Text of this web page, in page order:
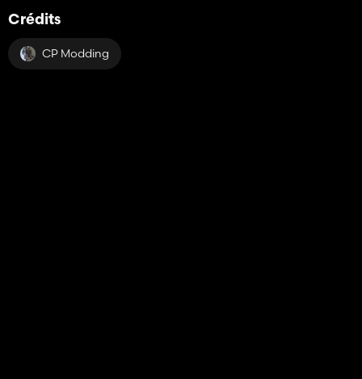
Crédits
CP Modding